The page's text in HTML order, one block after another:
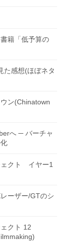
籍「低予算の
た感想(ほぼネタ
ン(Chinatown
へ ─ バーチャ
ェクト イヤー1
ーザー/GTのシ
ェクト 12